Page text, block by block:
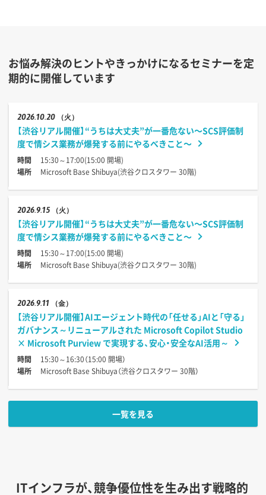
お悩み解決のヒントやきっかけになるセミナーを定
期的に開催しています
202610.20 （火）
【渋谷リアル開催】“うちは大丈夫”が一番危ない〜SCS評価制
度で情シス業務が爆発する前にやるべきこと〜
時間
15:30～17:00(15:00 開場)
場所
Microsoft Base Shibuya(渋谷クロスタワー 30階)
20269.15 （火）
【渋谷リアル開催】“うちは大丈夫”が一番危ない〜SCS評価制
度で情シス業務が爆発する前にやるべきこと〜
時間
15:30～17:00(15:00 開場)
場所
Microsoft Base Shibuya(渋谷クロスタワー 30階)
20269.11 （金）
【渋谷リアル開催】AIエージェント時代の「任せる」AIと「守る」
ガバナンス～リニューアルされた Microsoft Copilot Studio
× Microsoft Purview で実現する、安心・安全なAI活用～
時間
15:30～16:30（15:00 開場）
場所
Microsoft Base Shibuya（渋谷クロスタワー 30階）
一覧を見る
ITインフラが、競争優位性を生み出す戦略的